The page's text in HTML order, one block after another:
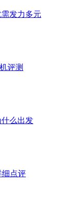
发力多元
评测
么出发
细点评